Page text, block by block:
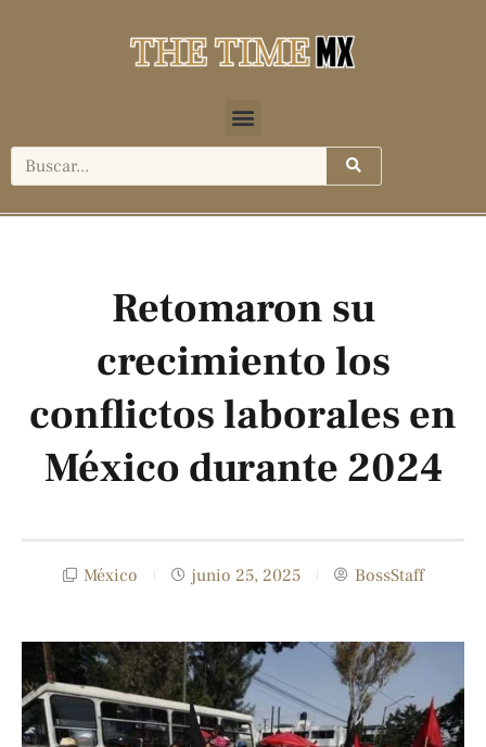
Retomaron su
crecimiento los
conflictos laborales en
México durante 2024
México junio 25, 2025 BossStaff